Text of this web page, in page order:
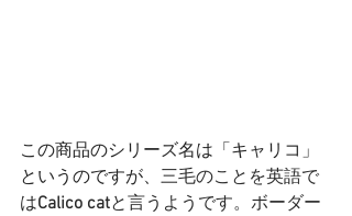
この商品のシリーズ名は「キャリコ」
というのですが、 三毛のことを英語で
はCalico catと言うようです。ボーダー